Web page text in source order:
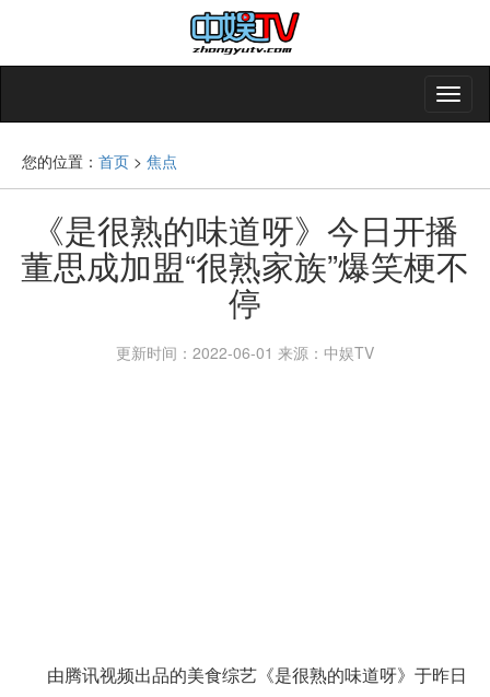
您的位置： 首页 > 焦点
《是很熟的味道呀》今日开播
董思成加盟“很熟家族”爆笑梗不
停
更新时间：2022-06-01 来源：中娱TV
由腾讯视频出品的美食综艺《是很熟的味道呀》于昨日